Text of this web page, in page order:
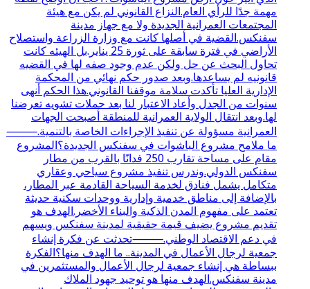
مهمة جدًا للرأي العام.النزاع القانوني لم يكن مع هيئة
المجتمعات العمرانية الجديدة ولا مع جهاز مدينة
سفنكس.القضية في أصلها كانت مع وزارة الزراعة واستصلاح
الأراضي في فترة سابقة على ثورة 25 يناير.بل الهيئه كانت
تحاول البحث عن حل ولكن عدم وجود صفه لها في القضيه
قانونيه لم يساعدها.وبعد صدور حكم نهائي من المحكمة
الإدارية العليا تأكدت سلامة موقفنا القانوني.هذا الحكم أنهى
سنوات من الجدل وأعاد الاعتبار لنا بعد حملات تشويه تعرضنا
لها.وبعد انتقال الولاية العمرانية للمنطقة أصبحت الجهات
العمرانية مسؤولة عن تنفيذ الإجراءات الخاصة بالتنمية.⸻
ما ملامح مشروع الباشوات في سفنكس الجديدة؟المشروع
مقام على مساحة تقارب 250 فدانًا بالقرب من مطار
سفنكس الدولي.وندرس تنفيذ مشروع سياحي وعقاري
متكامل يشمل فنادق لخدمة السياحة القادمة عبر المطار،
بالإضافة إلى مناطق خدمية وإدارية ووحدات سكنية حديثة
تعتمد على مفهوم المدن الذكية والبناء الأخضر.الهدف هو
تقديم مشروع يضيف قيمة حقيقية لمدينة سفنكس ويسهم
في دعم الاقتصاد الوطني.⸻تحدثت عن فكرة إنشاء
جمعية لرجال الأعمال في المدينة.. ما الهدف منها؟الفكرة
ببساطة هي إنشاء جمعية لرجال الأعمال والمستثمرين في
مدينة سفنكس.الهدف منها هو توحيد جهود الملاك